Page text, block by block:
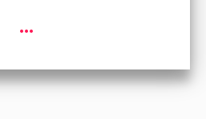
...